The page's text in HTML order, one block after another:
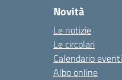
Novità
Le notizie
Le circolari
Calendario eventi
Albo online